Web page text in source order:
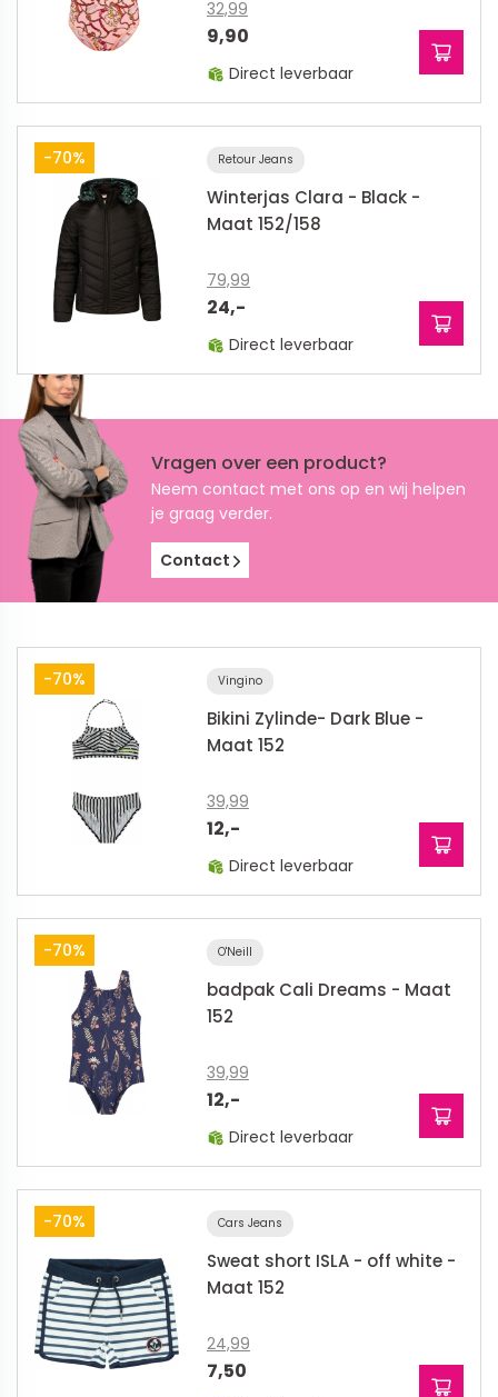
32,99
9,90
Direct leverbaar
-70% Retour Jeans
Winterjas Clara - Black -
Maat 152/158
79,99
24,-
Direct leverbaar
Vragen over een product?
Neem contact met ons op en wij helpen
je graag verder.
Contact
-70% Vingino
Bikini Zylinde- Dark Blue -
Maat 152
39,99
12,-
Direct leverbaar
-70% O'Neill
badpak Cali Dreams - Maat
152
39,99
12,-
Direct leverbaar
-70% Cars Jeans
Sweat short ISLA - off white -
Maat 152
24,99
7,50